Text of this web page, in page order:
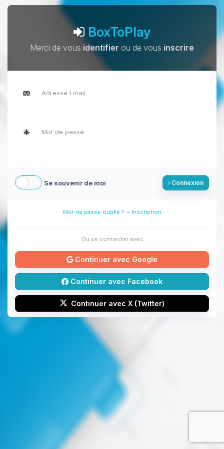
BoxToPlay
Merci de vous identifier ou de vous inscrire
Se souvenir de moi Connexion
Mot de passe oublié ? - Inscription
Ou se connecter avec
Continuer avec Google
Continuer avec Facebook
Continuer avec X (Twitter)